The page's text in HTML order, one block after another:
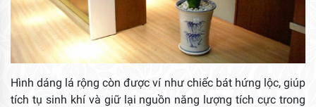
Hình dáng lá rộng còn được ví như chiếc bát hứng lộc, giúp
tích tụ sinh khí và giữ lại nguồn năng lượng tích cực trong